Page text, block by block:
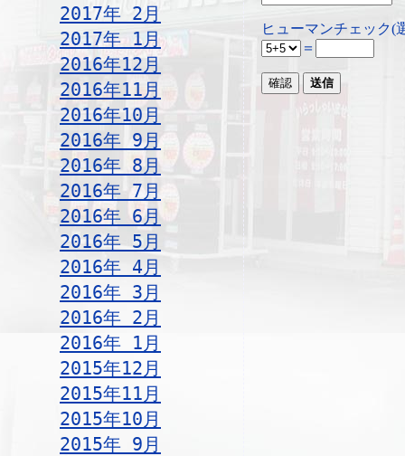
2017年 2月
2017年 1月
2016年12月
2016年11月
2016年10月
2016年 9月
2016年 8月
2016年 7月
2016年 6月
2016年 5月
2016年 4月
2016年 3月
2016年 2月
2016年 1月
2015年12月
2015年11月
2015年10月
2015年 9月
ヒューマンチェック(
＝